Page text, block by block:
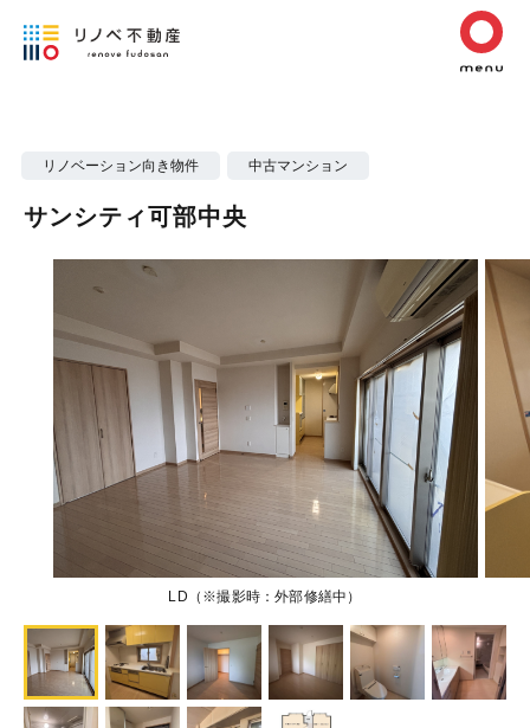
リノベーション向き物件 中古マンション
サンシティ可部中央
LD（※撮影時：外部修繕中）